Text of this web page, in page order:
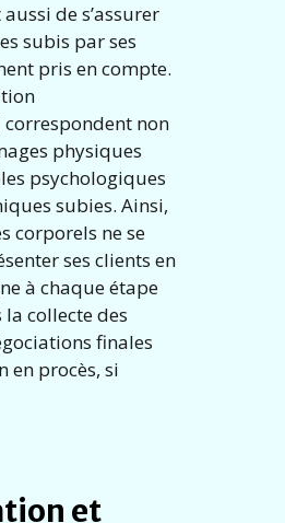
de s’assurer
subis par ses
pris en compte.
non
physiques
psychologiques
subies. Ainsi,
corporels ne se
ses clients en
à chaque étape
collecte des
finales
en procès, si
et